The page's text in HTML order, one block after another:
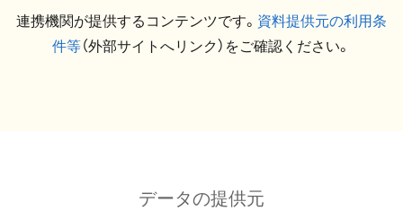
連携機関が提供するコンテンツです。 資料提供元の利用条
件等（外部サイトへリンク）をご確認ください。
データの提供元